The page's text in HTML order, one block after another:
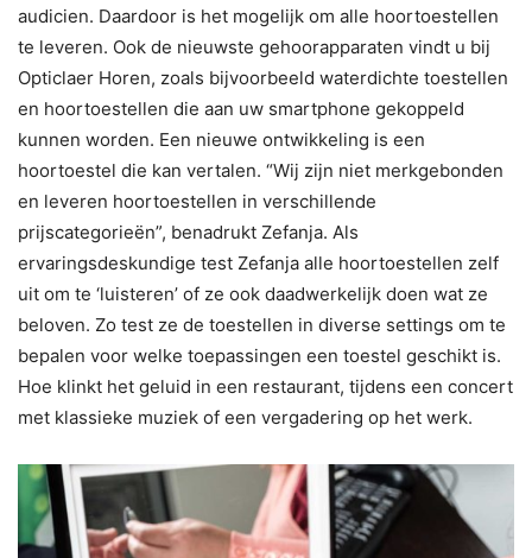
audicien. Daardoor is het mogelijk om alle hoortoestellen
te leveren. Ook de nieuwste gehoorapparaten vindt u bij
Opticlaer Horen, zoals bijvoorbeeld waterdichte toestellen
en hoortoestellen die aan uw smartphone gekoppeld
kunnen worden. Een nieuwe ontwikkeling is een
hoortoestel die kan vertalen. “Wij zijn niet merkgebonden
en leveren hoortoestellen in verschillende
prijscategorieën”, benadrukt Zefanja. Als
ervaringsdeskundige test Zefanja alle hoortoestellen zelf
uit om te ‘luisteren’ of ze ook daadwerkelijk doen wat ze
beloven. Zo test ze de toestellen in diverse settings om te
bepalen voor welke toepassingen een toestel geschikt is.
Hoe klinkt het geluid in een restaurant, tijdens een concert
met klassieke muziek of een vergadering op het werk.